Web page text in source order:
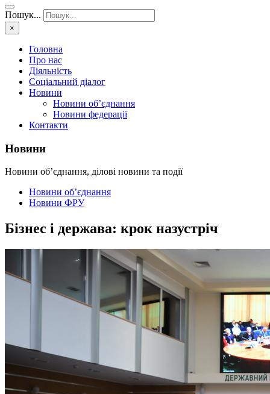
Пошук...
×
Головна
Про нас
Діяльність
Соціальний діалог
Новини
Новини об’єднання
Новини федерації
Контакти
Новини
Новини об’єднання, ділові новини та події
Новини об’єднання
Новини ФРУ
Бізнес і держава: крок назустріч